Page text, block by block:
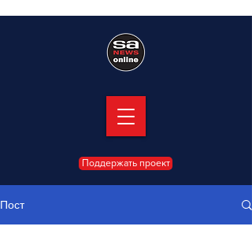
Поддержать проект
Пост